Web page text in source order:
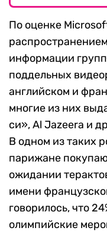
По оценке
информации
поддельных
английском и
многие из них
си», Al Jazeera и
В одном из таких
парижане
ожидании
имени
говорилось, что
олимпийские